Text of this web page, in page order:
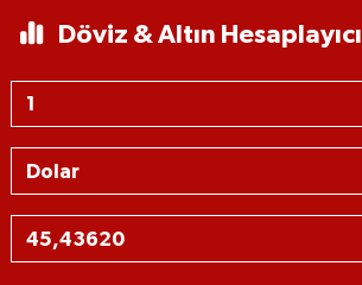
Döviz & Altın Hesaplayıcı